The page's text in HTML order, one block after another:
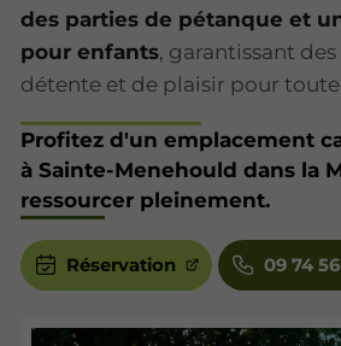
des parties de pétanque et
pour enfants, garantissant
détente et de plaisir pour
Profitez d'un emplacement
à Sainte-Menehould dans la
ressourcer pleinement.
Réservation 09 74